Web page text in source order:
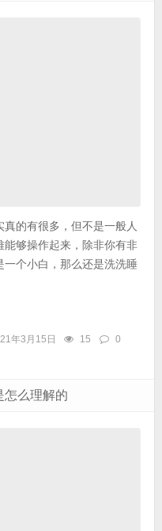
的有很多，但不是一般人
够操作起来，除非你有非
个小白，那么还是洗洗睡
年3月15日 15
0
怎么理解的